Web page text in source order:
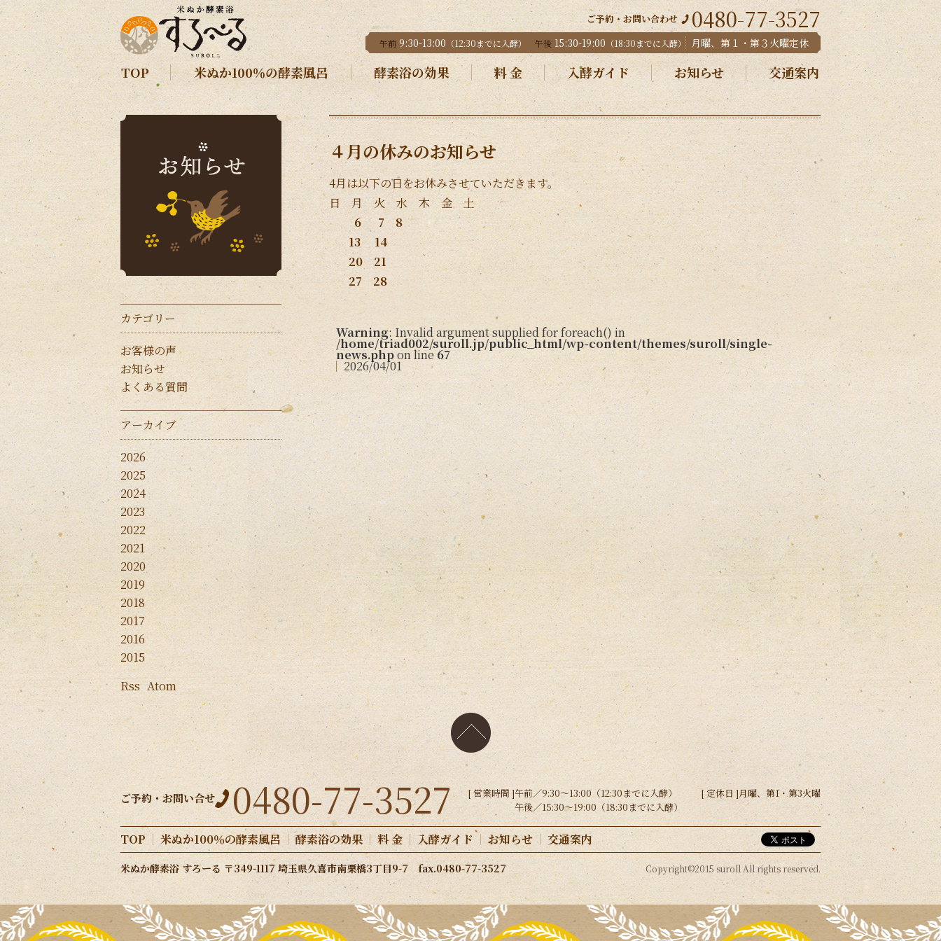
TOP 米ぬか100％の酵素風呂 酵素浴の効果 料 金 入酵ガイド お知らせ 交通案内
ご予約・お問い合わせ 0480-77-3527
午前 9:30-13:00 （12:30までに入酵） 午後 15:30-19:00 （18:30までに入酵） 月曜、第１・第３火曜定休
４月の休みのお知らせ
4月は以下の日をお休みさせていただきます。
日 月 火 水 木 金 土
6 7 8
13 14
20 21
27 28
Warning: Invalid argument supplied for foreach() in
/home/triad002/suroll.jp/public_html/wp-content/themes/suroll/single-
news.phpon line 67
2026/04/01
カテゴリー
お客様の声
お知らせ
よくある質問
アーカイブ
2026
2025
2024
2023
2022
2021
2020
2019
2018
2017
2016
2015
Rss Atom
ご予約・お問い合せ 0480-77-3527 [ 営業時間 ]午前／9:30〜13:00（12:30までに入酵）
午後／15:30〜19:00（18:30までに入酵）
[ 定休日 ]月曜、第1・第3火曜
TOP 米ぬか100％の酵素風呂 酵素浴の効果 料 金 入酵ガイド お知らせ 交通案内
米ぬか酵素浴 すろーる 〒349-1117 埼玉県久喜市南栗橋3丁目9-7 fax.0480-77-3527 Copyright©2015 suroll All rights reserved.